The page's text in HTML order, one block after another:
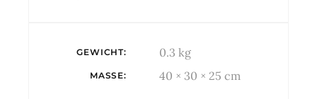
GEWICHT 0.3 kg
MASSE 40 × 30 × 25 cm